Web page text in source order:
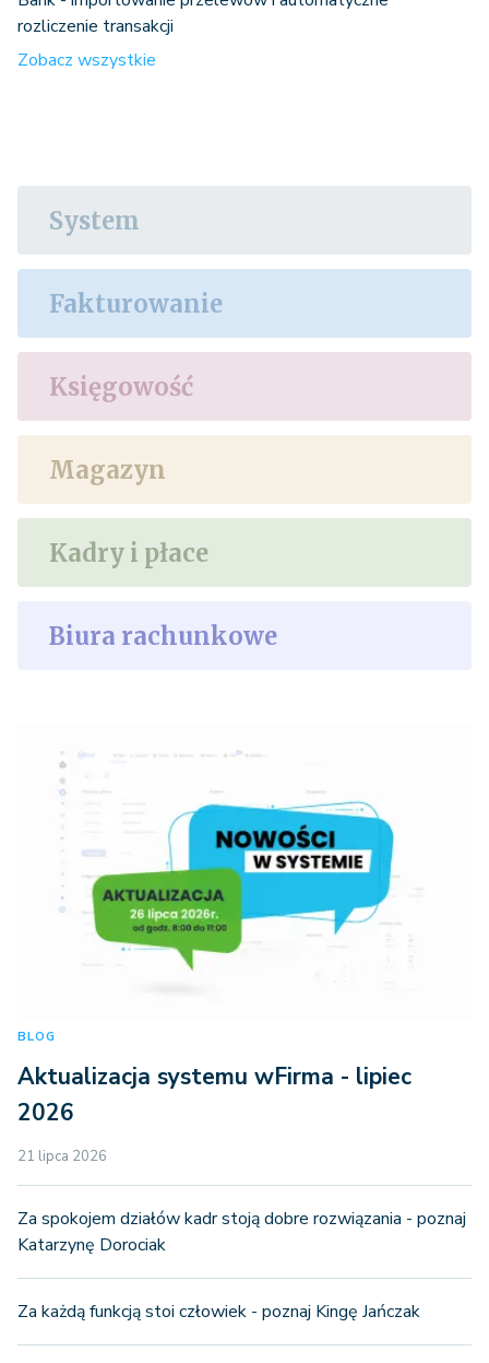
rozliczenie transakcji
Zobacz wszystkie
System
Fakturowanie
Księgowość
Magazyn
Kadry i płace
Biura rachunkowe
BLOG
Aktualizacja systemu wFirma - lipiec
2026
21 lipca 2026
Za spokojem działów kadr stoją dobre rozwiązania - poznaj
Katarzynę Dorociak
Za każdą funkcją stoi człowiek - poznaj Kingę Jańczak